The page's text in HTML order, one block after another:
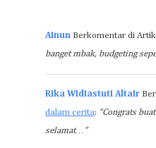
Ainun Berkomentar di
banget mbak, budgeting
Rika Widiastuti Altair
dalam cerita: “Congrats
selamat…”